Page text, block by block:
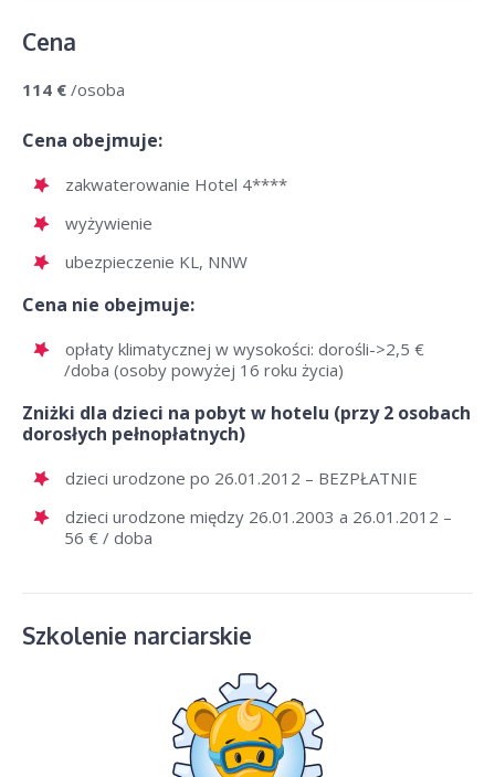
Cena
114 € /osoba
Cena obejmuje:
zakwaterowanie Hotel 4****
wyżywienie
ubezpieczenie KL, NNW
Cena nie obejmuje:
opłaty klimatycznej w wysokości: dorośli->2,5 €
/doba (osoby powyżej 16 roku życia)
Zniżki dla dzieci na pobyt w hotelu (przy 2 osobach
dorosłych pełnopłatnych)
dzieci urodzone po 26.01.2012 – BEZPŁATNIE
dzieci urodzone między 26.01.2003 a 26.01.2012 –
56 € / doba
Szkolenie narciarskie